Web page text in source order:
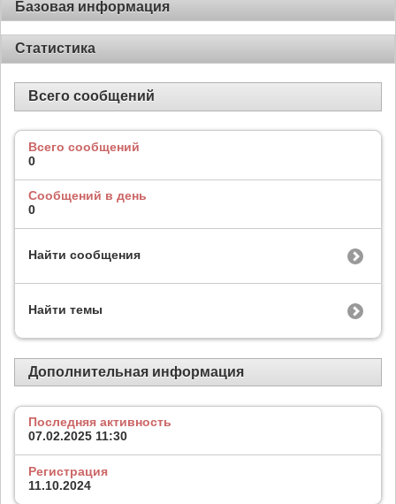
Базовая информация
Статистика
Всего сообщений
Всего сообщений
0
Сообщений в день
0
Найти сообщения
Найти темы
Дополнительная информация
Последняя активность
07.02.2025 11:30
Регистрация
11.10.2024